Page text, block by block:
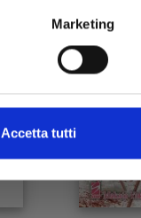
Marketing
Accetta tutti